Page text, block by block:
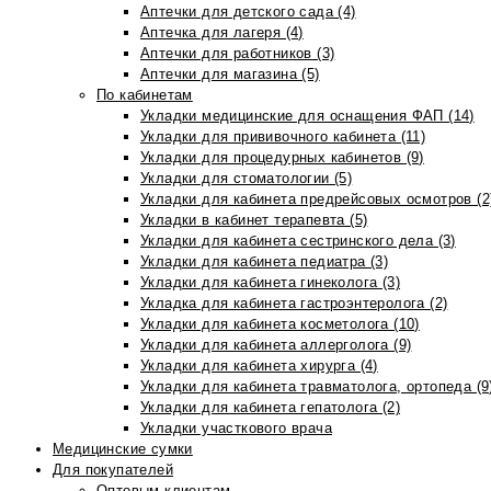
Аптечки для детского сада (4)
Аптечка для лагеря (4)
Аптечки для работников (3)
Аптечки для магазина (5)
По кабинетам
Укладки медицинские для оснащения ФАП (14)
Укладки для прививочного кабинета (11)
Укладки для процедурных кабинетов (9)
Укладки для стоматологии (5)
Укладки для кабинета предрейсовых осмотров
Укладки в кабинет терапевта (5)
Укладки для кабинета сестринского дела (3)
Укладки для кабинета педиатра (3)
Укладки для кабинета гинеколога (3)
Укладка для кабинета гастроэнтеролога (2)
Укладки для кабинета косметолога (10)
Укладки для кабинета аллерголога (9)
Укладки для кабинета хирурга (4)
Укладки для кабинета травматолога, ортопеда
Укладки для кабинета гепатолога (2)
Укладки участкового врача
Медицинские сумки
Для покупателей